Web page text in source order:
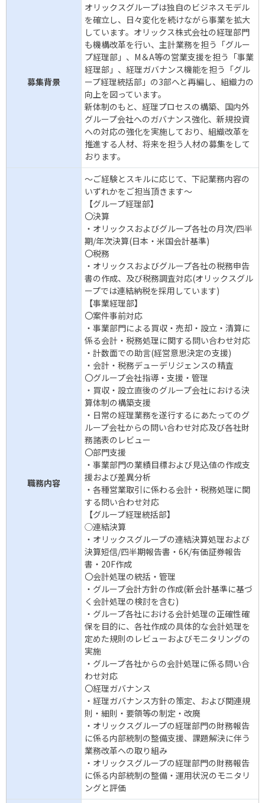
募集背景
オリックスグループは独自のビジネスモデル
を確立し、日々変化を続けながら事業を拡大
しています。オリックス株式会社の経理部門
も機構改革を行い、主計業務を担う「グルー
プ経理部」、M＆A等の営業支援を担う「事業
経理部」、経理ガバナンス機能を担う「グル
ープ経理統括部」の3部へと再編し、組織力の
向上を図っています。
新体制のもと、経理プロセスの構築、国内外
グループ会社へのガバナンス強化、新規投資
への対応の強化を実施しており、組織改革を
推進する人材、将来を担う人材の募集をして
おります。
職務内容
～ご経験とスキルに応じて、下記業務内容の
いずれかをご担当頂きます～
【グループ経理部】
〇決算
・オリックスおよびグループ各社の月次/四半
期/年次決算(日本・米国会計基準)
〇税務
・オリックスおよびグループ各社の税務申告
書の作成、及び税務調査対応(オリックスグル
ープでは連結納税を採用しています)
【事業経理部】
〇案件事前対応
・事業部門による買収・売却・設立・清算に
係る会計・税務処理に関する問い合わせ対応
・計数面での助言(経営意思決定の支援)
・会計・税務デューデリジェンスの精査
〇グループ会社指導・支援・管理
・買収・設立直後のグループ会社における決
算体制の構築支援
・日常の経理業務を遂行するにあたってのグ
ループ会社からの問い合わせ対応及び各社財
務諸表のレビュー
〇部門支援
・事業部門の業績目標および見込値の作成支
援および差異分析
・各種営業取引に係わる会計・税務処理に関
する問い合わせ対応
【グループ経理統括部】
◯連結決算
・オリックスグループの連結決算処理および
決算短信/四半期報告書・6K/有価証券報告
書・20F作成
〇会計処理の統括・管理
・グループ会計方針の作成(新会計基準に基づ
く会計処理の検討を含む)
・グループ各社における会計処理の正確性確
保を目的に、各社作成の具体的な会計処理を
定めた規則のレビューおよびモニタリングの
実施
・グループ各社からの会計処理に係る問い合
わせ対応
〇経理ガバナンス
・経理ガバナンス方針の策定、および関連規
則・細則・要領等の制定・改廃
・オリックスグループの経理部門の財務報告
に係る内部統制の整備支援、課題解決に伴う
業務改革への取り組み
・オリックスグループの経理部門の財務報告
に係る内部統制の整備・運用状況のモニタリ
ングと評価